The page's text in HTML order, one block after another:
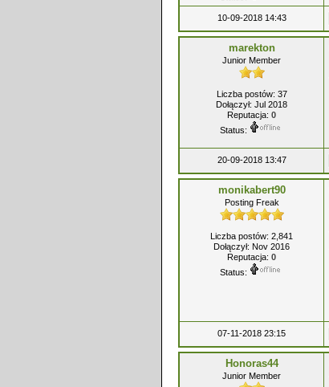
10-09-2018 14:43
marekton
Junior Member
Liczba postów: 37
Dołączył: Jul 2018
Reputacja: 0
Status:
20-09-2018 13:47
monikabert90
Posting Freak
Liczba postów: 2,841
Dołączył: Nov 2016
Reputacja: 0
Status:
07-11-2018 23:15
Honoras44
Junior Member